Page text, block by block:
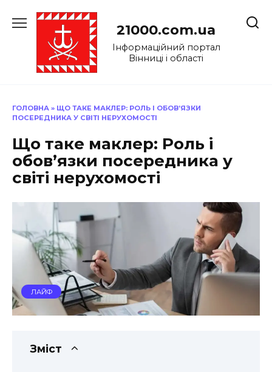
до
21000.com.ua
Інформаційний портал
Вінниці і області
ГОЛОВНА » ЩО ТАКЕ МАКЛЕР: РОЛЬ І ОБОВ’ЯЗКИ
ПОСЕРЕДНИКА У СВІТІ НЕРУХОМОСТІ
Що таке маклер: Роль і
обов’язки посередника у
світі нерухомості
ЛАЙФ
Зміст